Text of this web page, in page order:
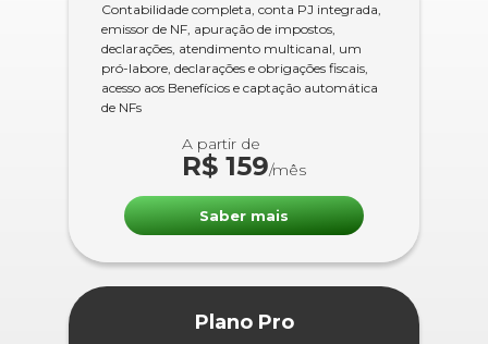
Contabilidade completa, conta PJ integrada,
emissor de NF, apuração de impostos,
declarações, atendimento multicanal, um
pró-labore, declarações e obrigações fiscais,
acesso aos Benefícios e captação automática
de NFs
A partir de
R$ 159/mês
Saber mais
Plano Pro